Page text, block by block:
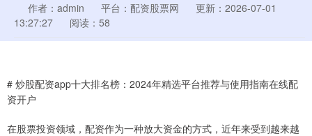
作者：admin 平台：配资股票网
更新：2026-07-01
13:27:27
阅读：58
# 炒股配资app十大排名榜：2024年精选平台推荐与使用指南在线配
资开户
在股票投资领域，配资作为一种放大资金的方式，近年来受到越来越